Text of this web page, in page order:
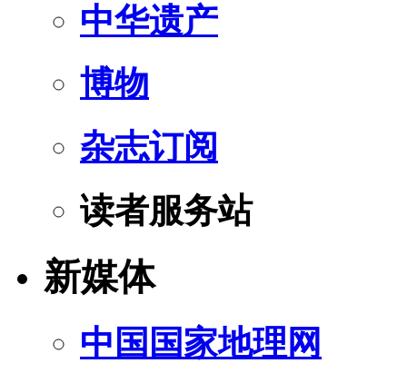
中华遗产
博物
杂志订阅
读者服务站
新媒体
中国国家地理网